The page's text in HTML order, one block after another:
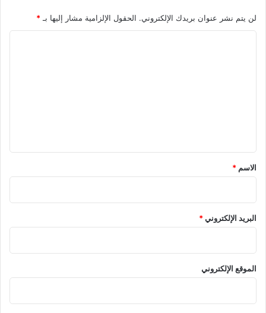
لن يتم نشر عنوان بريدك الإلكتروني. الحقول الإلزامية مشار إليها بـ *
*
الاسم *
البريد الإلكتروني*
الموقع الإلكتروني